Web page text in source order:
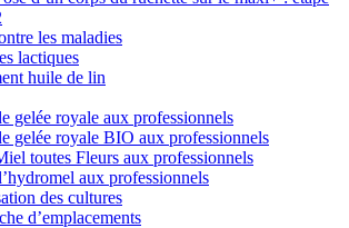
les maladies
lactiques
huile de lin
gelée royale aux professionnels
gelée royale BIO aux professionnels
toutes Fleurs aux professionnels
aux professionnels
des cultures
d’emplacements